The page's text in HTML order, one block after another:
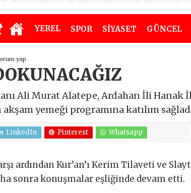
YEREL SPOR SİYASET GÜNCEL
yap
Ali Murat Alatepe, Ardahan İli Hanak
yemeği programına katılım
LinkedIn Pinterest Whatsapp
ardından Kur’an’ı Kerim Tilaveti ve
sonra konuşmalar eşliğinde devam etti.